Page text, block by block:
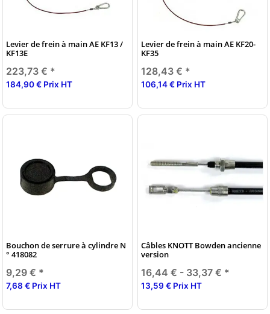
Levier de frein à main AE KF13 /
KF13E
223,73 € *
184,90 € Prix HT
Levier de frein à main AE KF20-
KF35
128,43 € *
106,14 € Prix HT
Bouchon de serrure à cylindre N
° 418082
9,29 € *
7,68 € Prix HT
Câbles KNOTT Bowden ancienne
version
16,44 € - 33,37 € *
13,59 € Prix HT